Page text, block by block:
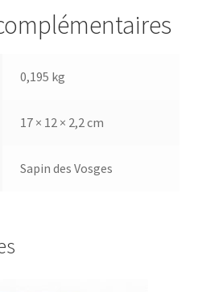
0,195 kg
17 × 12 × 2,2 cm
Sapin des Vosges